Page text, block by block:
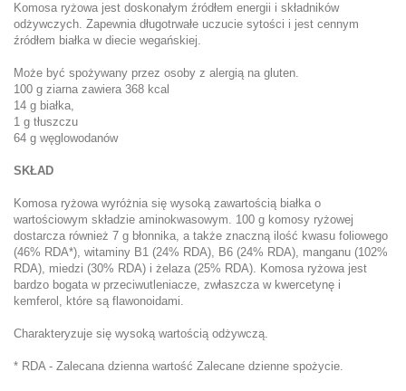
Komosa ryżowa jest doskonałym źródłem energii i składników
odżywczych. Zapewnia długotrwałe uczucie sytości i jest cennym
źródłem białka w diecie wegańskiej.
Może być spożywany przez osoby z alergią na gluten.
100 g ziarna zawiera 368 kcal
14 g białka,
1 g tłuszczu
64 g węglowodanów
SKŁAD
Komosa ryżowa wyróżnia się wysoką zawartością białka o
wartościowym składzie aminokwasowym. 100 g komosy ryżowej
dostarcza również 7 g błonnika, a także znaczną ilość kwasu foliowego
(46% RDA*), witaminy B1 (24% RDA), B6 (24% RDA), manganu (102%
RDA), miedzi (30% RDA) i żelaza (25% RDA). Komosa ryżowa jest
bardzo bogata w przeciwutleniacze, zwłaszcza w kwercetynę i
kemferol, które są flawonoidami.
Charakteryzuje się wysoką wartością odżywczą.
* RDA - Zalecana dzienna wartość Zalecane dzienne spożycie.